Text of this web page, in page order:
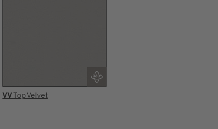
VVTop Velvet